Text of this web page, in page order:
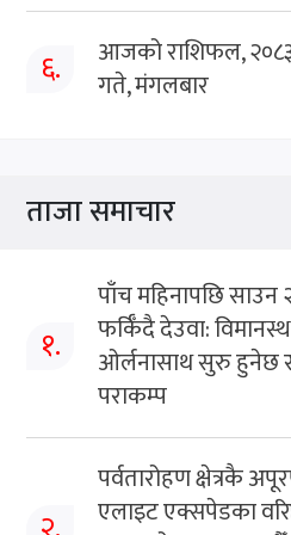
६.
आजको राशिफल,
गते, मंगलबार
ताजा समाचार
१.
पाँच महिनापछि साउन
फर्किँदै देउवा:
ओर्लनासाथ सुरु हुनेछ
पराकम्प
पर्वतारोहण क्षेत्रकै
एलाइट एक्सपेडका